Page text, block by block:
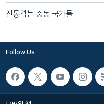
진통겪는 중동 국가들
Follow Us